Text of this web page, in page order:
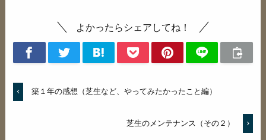
よかったらシェアしてね！
築１年の感想（芝生など、やってみたかったこと編）
芝生のメンテナンス（その２）